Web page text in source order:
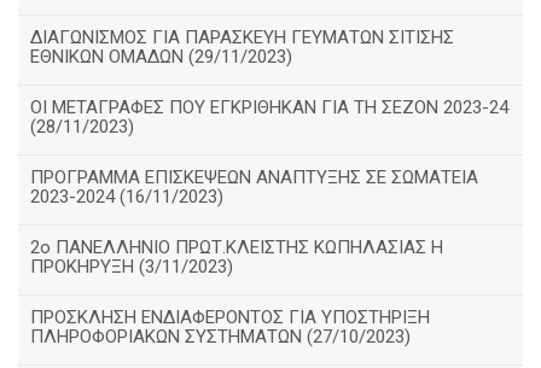
ΔΙΑΓΩΝΙΣΜΟΣ ΓΙΑ ΠΑΡΑΣΚΕΥΗ ΓΕΥΜΑΤΩΝ ΣΙΤΙΣΗΣ
ΕΘΝΙΚΩΝ ΟΜΑΔΩΝ (29/11/2023)
ΟΙ ΜΕΤΑΓΡΑΦΕΣ ΠΟΥ ΕΓΚΡΙΘΗΚΑΝ ΓΙΑ ΤΗ ΣΕΖΟΝ 2023-24
(28/11/2023)
ΠΡΟΓΡΑΜΜΑ ΕΠΙΣΚΕΨΕΩΝ ΑΝΑΠΤΥΞΗΣ ΣΕ ΣΩΜΑΤΕΙΑ
2023-2024 (16/11/2023)
2ο ΠΑΝΕΛΛΗΝΙΟ ΠΡΩΤ.ΚΛΕΙΣΤΗΣ ΚΩΠΗΛΑΣΙΑΣ Η
ΠΡΟΚΗΡΥΞΗ (3/11/2023)
ΠΡΟΣΚΛΗΣΗ ΕΝΔΙΑΦΕΡΟΝΤΟΣ ΓΙΑ ΥΠΟΣΤΗΡΙΞΗ
ΠΛΗΡΟΦΟΡΙΑΚΩΝ ΣΥΣΤΗΜΑΤΩΝ (27/10/2023)